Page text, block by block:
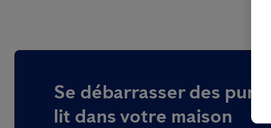
Se débarrasser des
lit dans votre maison